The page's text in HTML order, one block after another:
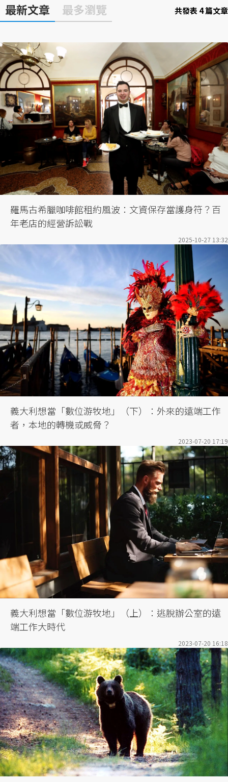
最新文章 最多瀏覽 共發表 4 篇文章
羅馬古希臘咖啡館租約風波：文資保存當護身符？百
年老店的經營訴訟戰
2025-10-27 13:32
義大利想當「數位游牧地」（下）：外來的遠端工作
者，本地的轉機或威脅？
2023-07-20 17:19
義大利想當「數位游牧地」（上）：逃脫辦公室的遠
端工作大時代
2023-07-20 16:18